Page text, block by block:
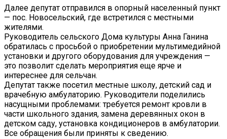
Далее депутат отправился в опорный населенный пункт
— пос. Новосельский, где встретился с местными
жителями.
Руководитель сельского Дома культуры Анна Ганина
обратилась с просьбой о приобретении мультимедийной
установки и другого оборудования для учреждения —
это позволит сделать мероприятия еще ярче и
интереснее для сельчан.
Депутат также посетил местные школу, детский сад и
врачебную амбулаторию. Руководители поделились
насущными проблемами: требуется ремонт кровли в
части школьного здания, замена деревянных окон в
детском саду, установка кондиционеров в амбулатории.
Все обращения были приняты к сведению.